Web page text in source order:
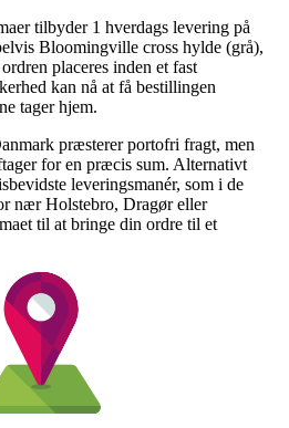
tilbyder 1 hverdags levering på
Bloomingville cross hylde (grå),
placeres inden et fast
kan nå at få bestillingen
tager hjem.
præsterer portofri fragt, men
for en præcis sum. Alternativt
leveringsmanér, som i de
nær Holstebro, Dragør eller
til at bringe din ordre til et